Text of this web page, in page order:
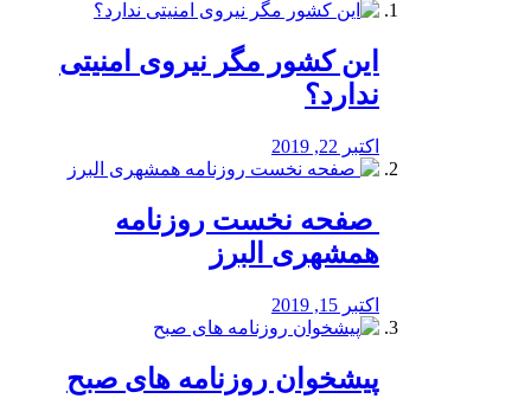
این کشور مگر نیروی امنیتی
ندارد؟
اکتبر 22, 2019
️ صفحه نخست روزنامه‌
همشهری البرز
اکتبر 15, 2019
پیشخوان روزنامه های صبح